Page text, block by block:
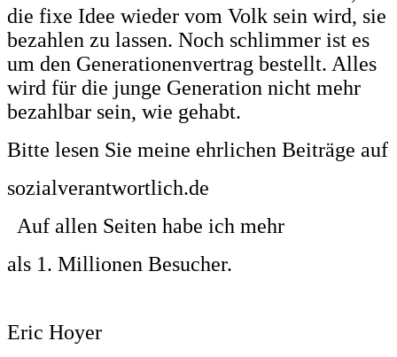
die fixe Idee wieder vom Volk sein wird, sie
bezahlen zu lassen. Noch schlimmer ist es
um den Generationenvertrag bestellt. Alles
wird für die junge Generation nicht mehr
bezahlbar sein, wie gehabt.
Bitte lesen Sie meine ehrlichen Beiträge auf
sozialverantwortlich.de
Auf allen Seiten habe ich mehr
als 1. Millionen Besucher.
Eric Hoyer